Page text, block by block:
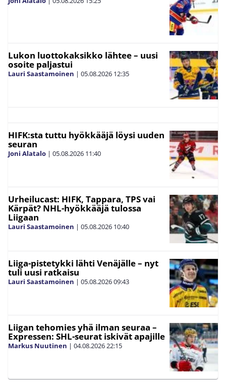
Lukon luottokaksikko lähtee – uusi
osoite paljastui
Lauri Saastamoinen | 05.08.2026 12:35
HIFK:sta tuttu hyökkääjä löysi uuden
seuran
Joni Alatalo | 05.08.2026 11:40
Urheilucast: HIFK, Tappara, TPS vai
Kärpät? NHL-hyökkääjä tulossa
Liigaan
Lauri Saastamoinen | 05.08.2026 10:40
Liiga-pistetykki lähti Venäjälle – nyt
tuli uusi ratkaisu
Lauri Saastamoinen | 05.08.202609:43
Liigan tehomies yhä ilman seuraa –
Expressen: SHL-seurat iskivät apajille
Markus Nuutinen | 04.08.202622:15